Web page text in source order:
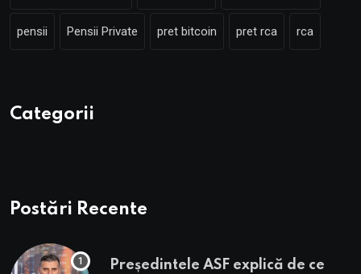
pensii Pensii Private pret bitcoin pret rca rca
Categorii
Postări Recente
Președintele ASF explică de ce